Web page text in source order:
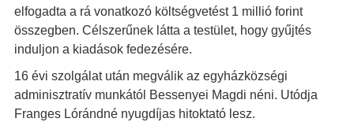
elfogadta a rá vonatkozó költségvetést 1 millió forint
összegben. Célszerűnek látta a testület, hogy gyűjtés
induljon a kiadások fedezésére.
16 évi szolgálat után megválik az egyházközségi
adminisztratív munkától Bessenyei Magdi néni. Utódja
Franges Lórándné nyugdíjas hitoktató lesz.